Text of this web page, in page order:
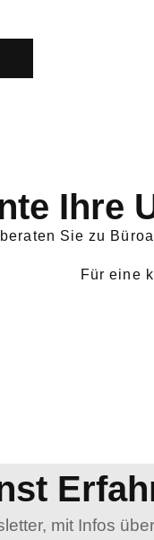
Ihre
Sie zu
Für eine
mit Infos über